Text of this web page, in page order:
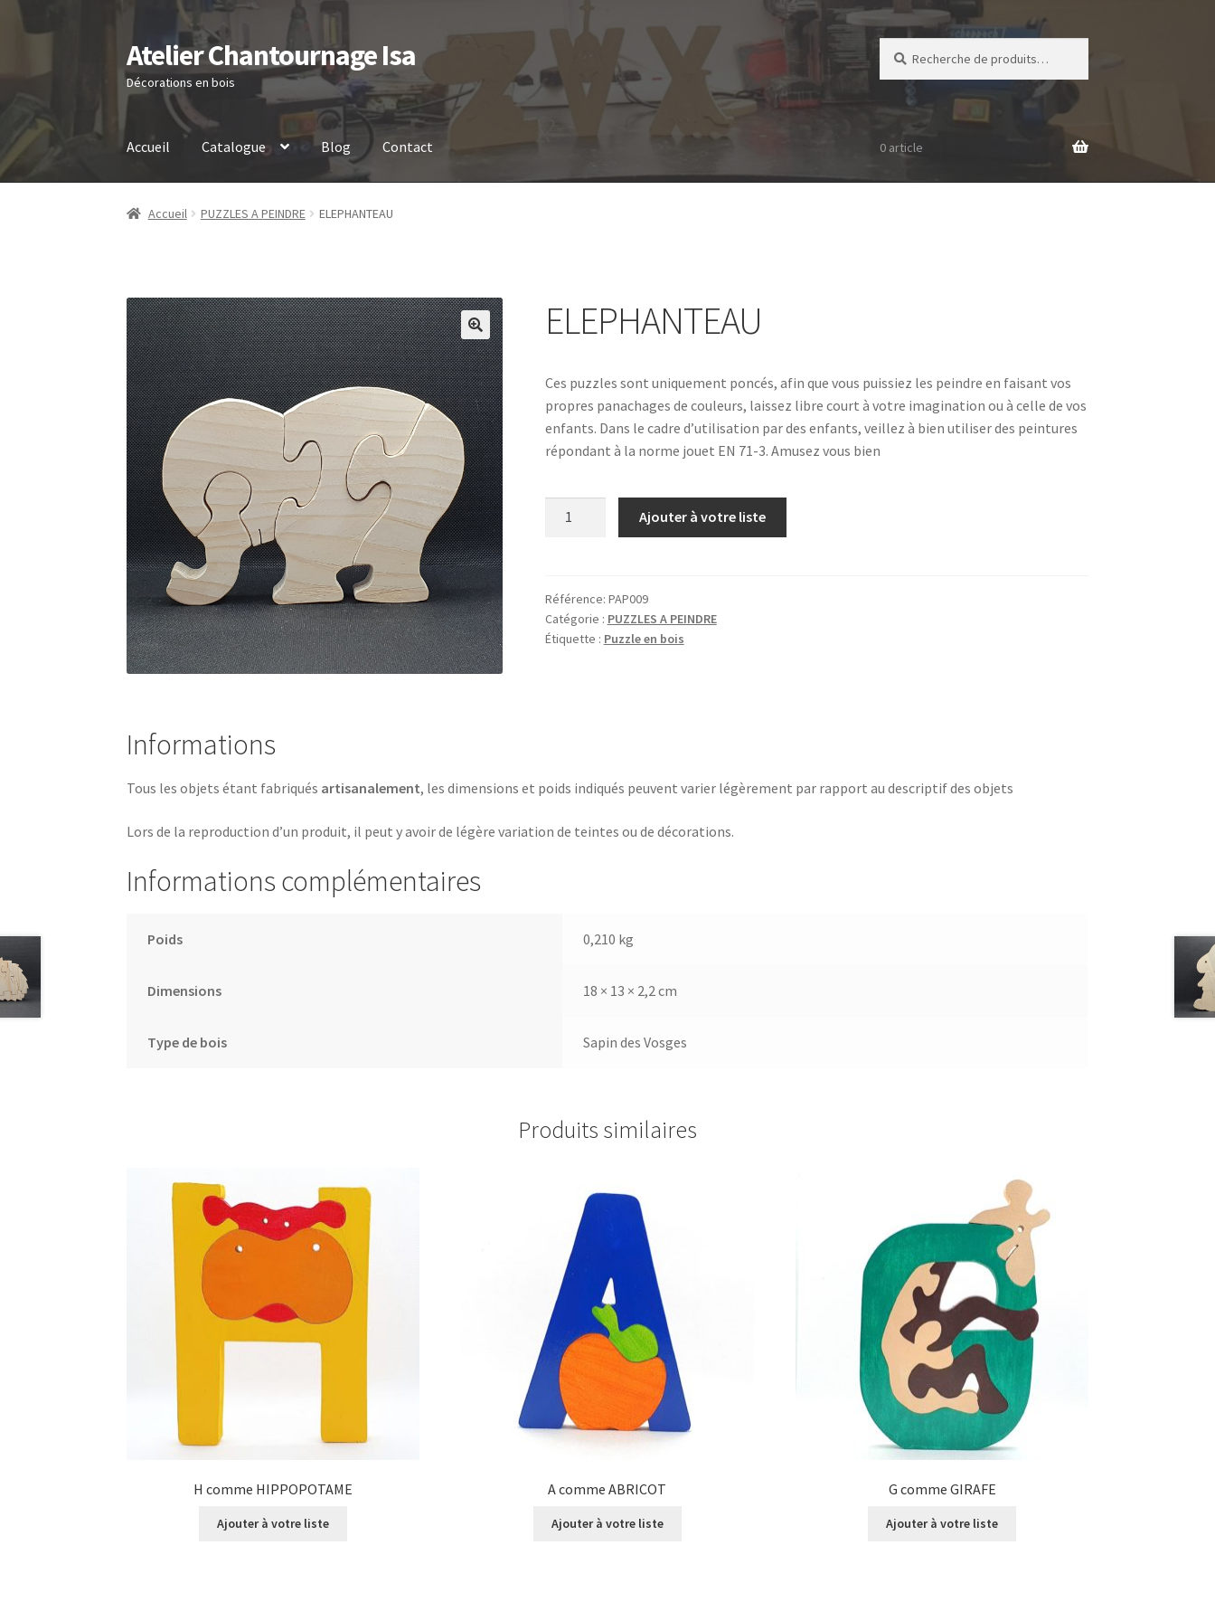
Aller
à
la
navigation
Aller
au
contenu
Atelier Chantournage Isa
Décorations en bois
pour :
Accueil Catalogue Blog Contact 0 article
Accueil PUZZLES A PEINDRE ELEPHANTEAU
ELEPHANTEAU
Ces puzzles sont uniquement poncés, afin que vous puissiez les peindre en faisant vos
propres panachages de couleurs, laissez libre court à votre imagination ou à celle de vos
enfants. Dans le cadre d’utilisation par des enfants, veillez à bien utiliser des peintures
répondant à la norme jouet EN 71-3. Amusez vous bien
Ajouter à votre liste
Référence: PAP009
Catégorie : PUZZLES A PEINDRE
Étiquette : Puzzle en bois
Informations
Tous les objets étant fabriqués artisanalement, les dimensions et poids indiqués peuvent varier légèrement par rapport au descriptif des objets
Lors de la reproduction d’un produit, il peut y avoir de légère variation de teintes ou de décorations.
Informations complémentaires
Poids 0,210 kg
Dimensions 18 × 13 × 2,2 cm
Type de bois Sapin des Vosges
Produits similaires
H comme HIPPOPOTAME
Ajouter à votre liste
A comme ABRICOT
Ajouter à votre liste
G comme GIRAFE
Ajouter à votre liste